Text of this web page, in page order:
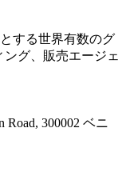
する世界有数のグ
グ、販売エージェ
300002 ベニ